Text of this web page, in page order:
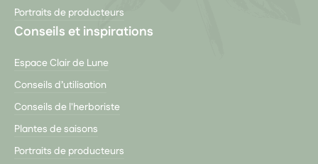
Portraits de producteurs
Conseils et inspirations
Espace Clair de Lune
Conseils d’utilisation
Conseils de l'herboriste
Plantes de saisons
Portraits de producteurs